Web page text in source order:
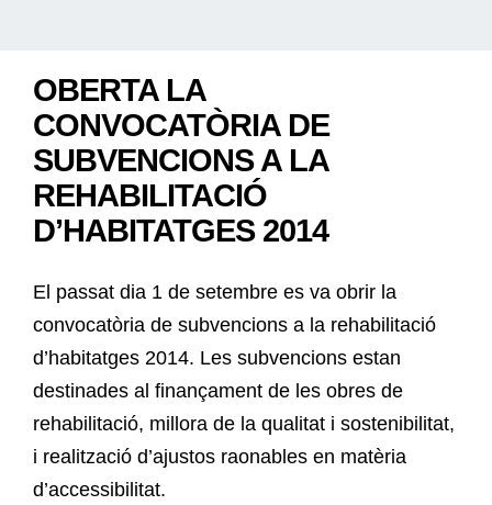
OBERTA LA
CONVOCATÒRIA DE
SUBVENCIONS A LA
REHABILITACIÓ
D’HABITATGES 2014
El passat dia 1 de setembre es va obrir la
convocatòria de subvencions a la rehabilitació
d’habitatges 2014. Les subvencions estan
destinades al finançament de les obres de
rehabilitació, millora de la qualitat i sostenibilitat,
i realització d’ajustos raonables en matèria
d’accessibilitat.